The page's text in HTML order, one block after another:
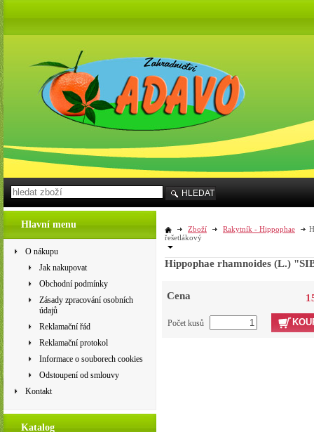
Hlavní menu
O nákupu
Jak nakupovat
Obchodní podmínky
Zásady zpracování osobních
údajů
Reklamační řád
Reklamační protokol
Informace o souborech cookies
Odstoupení od smlouvy
Kontakt
Katalog
Zboží Rakytník - Hippophae
řešetlákový
Hippophae rhamnoides (L.)
Cena
Počet kusů
HLEDAT